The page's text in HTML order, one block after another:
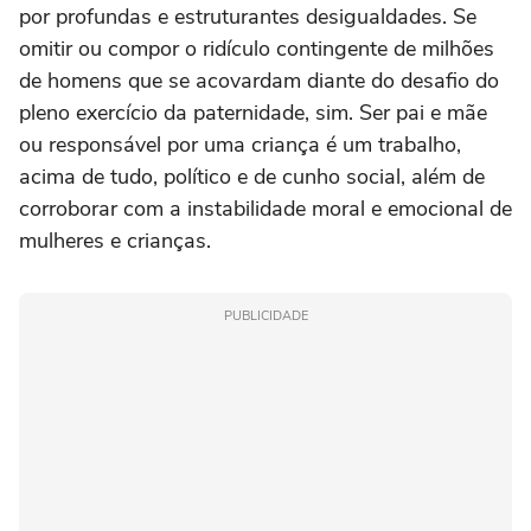
por profundas e estruturantes desigualdades. Se
omitir ou compor o ridículo contingente de milhões
de homens que se acovardam diante do desafio do
pleno exercício da paternidade, sim. Ser pai e mãe
ou responsável por uma criança é um trabalho,
acima de tudo, político e de cunho social, além de
corroborar com a instabilidade moral e emocional de
mulheres e crianças.
PUBLICIDADE